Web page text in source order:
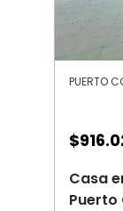
$
Casa
Puerto